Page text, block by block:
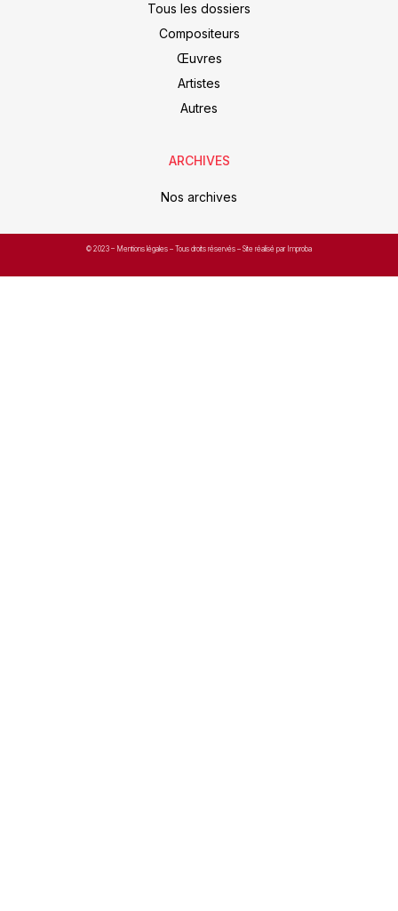
Tous les dossiers
Compositeurs
Œuvres
Artistes
Autres
ARCHIVES
Nos archives
© 2023 – Mentions légales – Tous droits réservés – Site réalisé par Improba